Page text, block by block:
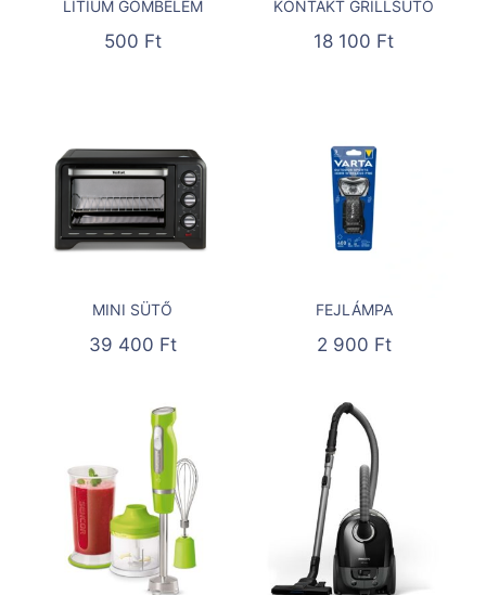
LÍTIUM GOMBELEM
500 Ft
KONTAKT GRILLSÜTŐ
18 100 Ft
MINI SÜTŐ
39 400 Ft
FEJLÁMPA
2 900 Ft